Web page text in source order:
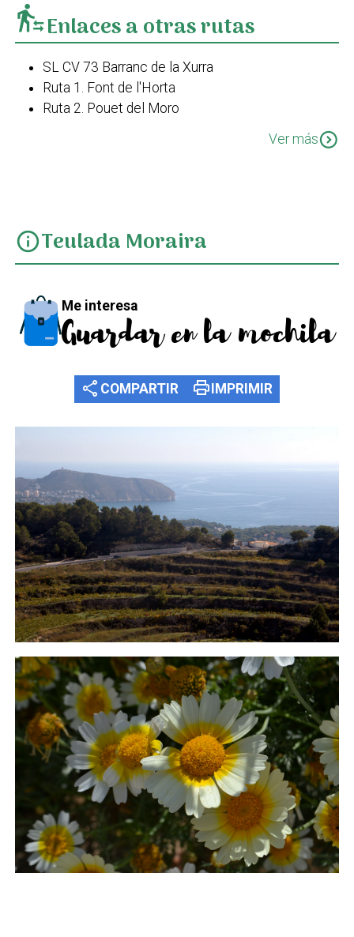
transfer_within_a_stationEnlaces a otras rutas
SL CV 73 Barranc de la Xurra
Ruta 1. Font de l'Horta
Ruta 2. Pouet del Moro
Ver másexpand_circle_down
infoTeulada Moraira
Me interesa
Guardar en la mochila
share COMPARTIR print IMPRIMIR